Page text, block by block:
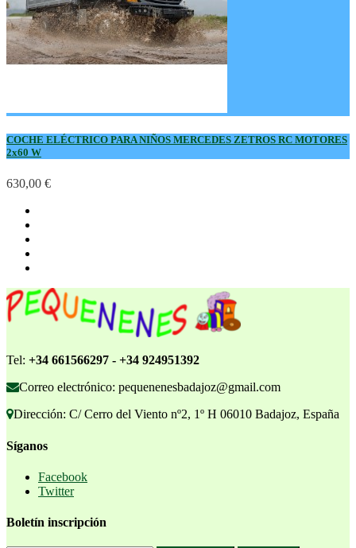
COCHE ELÉCTRICO PARA NIÑOS MERCEDES ZETROS RC MOTORES
2x60 W
630,00 €
Tel: +34 661566297 - +34 924951392
Correo electrónico: pequenenesbadajoz@gmail.com
Dirección: C/ Cerro del Viento nº2, 1º H 06010 Badajoz, España
Síganos
Facebook
Twitter
Boletín inscripción